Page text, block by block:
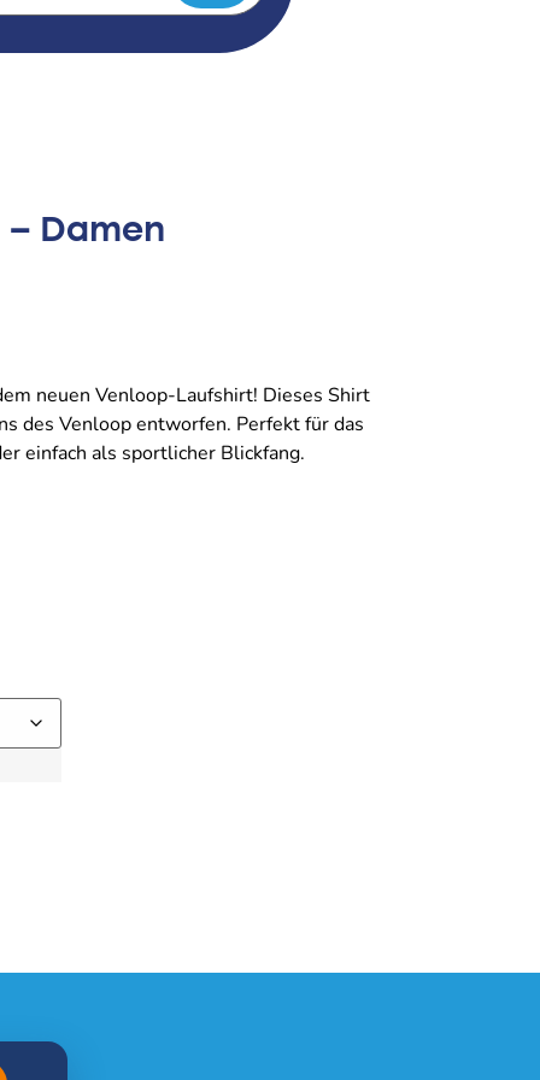
Damen
neuen Venloop-Laufshirt! Dieses Shirt
des Venloop entworfen. Perfekt für das
einfach als sportlicher Blickfang.